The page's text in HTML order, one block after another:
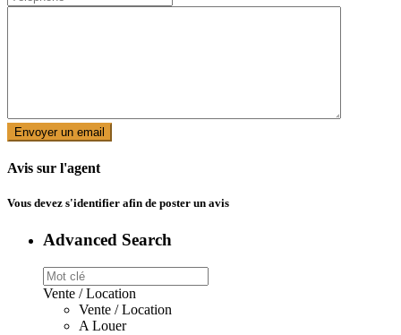
Avis sur l'agent
Vous devez s'identifier afin de poster un avis
Advanced Search
Vente / Location
Vente / Location
A Louer